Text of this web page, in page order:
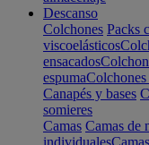
Descanso
Colchones Packs
viscoelásticos
ensacados
espumaColchones
Canapés y bases
somieres
Camas Camas de
individuales